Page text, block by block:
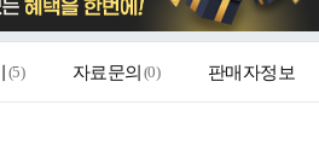
(5) 자료문의 (0) 판매자정보